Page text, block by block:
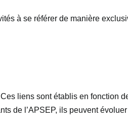
à se référer de manière
liens sont établis en fonction
de l’APSEP, ils peuvent